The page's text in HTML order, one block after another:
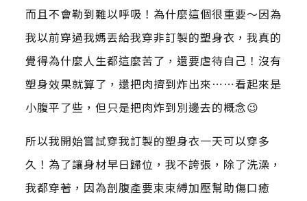
而且不會勒到難以呼吸！為什麼這個很重要～因為
我以前穿過我媽丟給我穿非訂製的塑身衣，我真的
覺得為什麼人生都這麼苦了，還要虐待自己！沒有
塑身效果就算了，還把肉擠到炸出來⋯⋯看起來是
小腹平了些，但只是把肉炸到別邊去的概念😉
所以我開始嘗試穿我訂製的塑身衣一天可以穿多
久！為了讓身材早日歸位，我不誇張，除了洗澡，
我都穿著，因為剖腹產要束束縛加壓幫助傷口癒